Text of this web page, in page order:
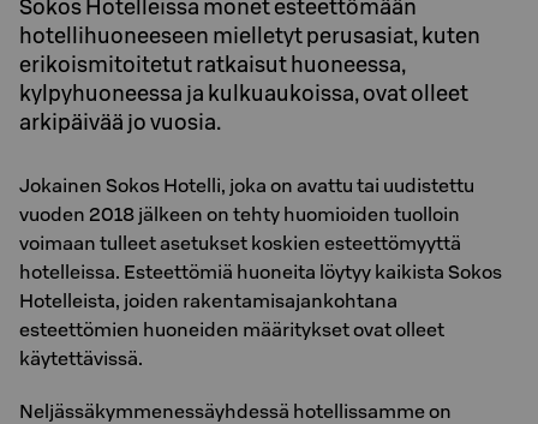
Sokos Hotelleissa monet esteettömään
hotellihuoneeseen mielletyt perusasiat, kuten
erikoismitoitetut ratkaisut huoneessa,
kylpyhuoneessa ja kulkuaukoissa, ovat olleet
arkipäivää jo vuosia.
Jokainen Sokos Hotelli, joka on avattu tai uudistettu
vuoden 2018 jälkeen on tehty huomioiden tuolloin
voimaan tulleet asetukset koskien esteettömyyttä
hotelleissa. Esteettömiä huoneita löytyy kaikista Sokos
Hotelleista, joiden rakentamisajankohtana
esteettömien huoneiden määritykset ovat olleet
käytettävissä.
Neljässäkymmenessäyhdessä hotellissamme on